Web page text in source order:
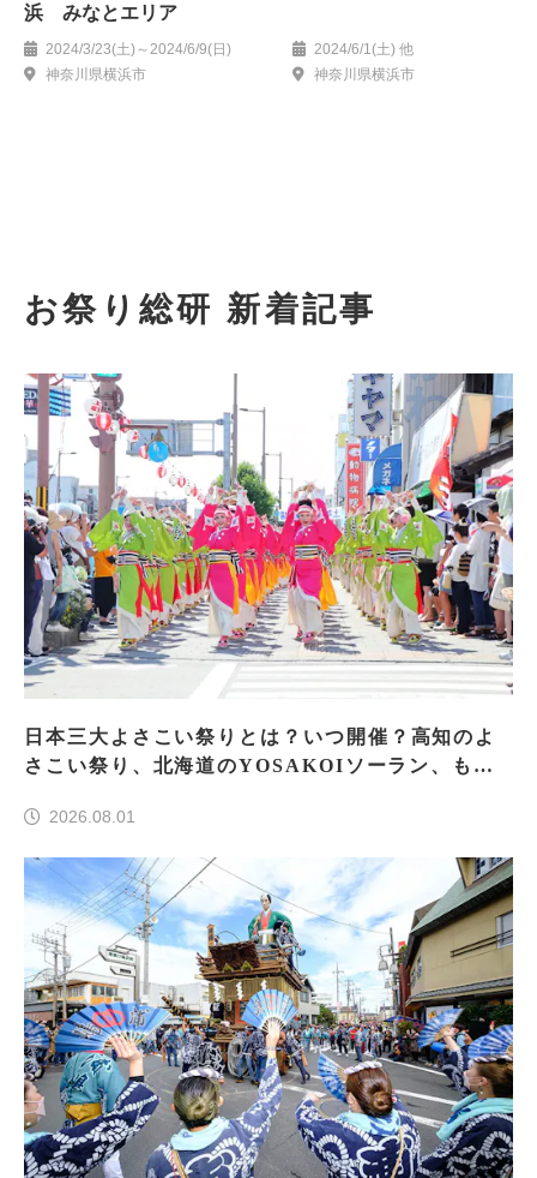
浜 みなとエリア
2024/3/23(土)～2024/6/9(日)
神奈川県横浜市
2024/6/1(土) 他
神奈川県横浜市
お祭り総研 新着記事
日本三大よさこい祭りとは？いつ開催？高知のよ
さこい祭り、北海道のYOSAKOIソーラン、もう
2026.08.01